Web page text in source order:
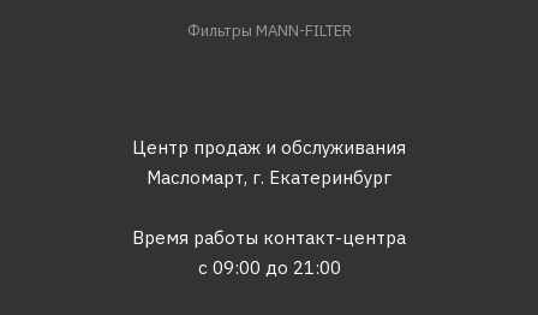
Фильтры MANN-FILTER
Центр продаж и обслуживания
Масломарт, г. Екатеринбург
Время работы контакт-центра
с 09:00 до 21:00